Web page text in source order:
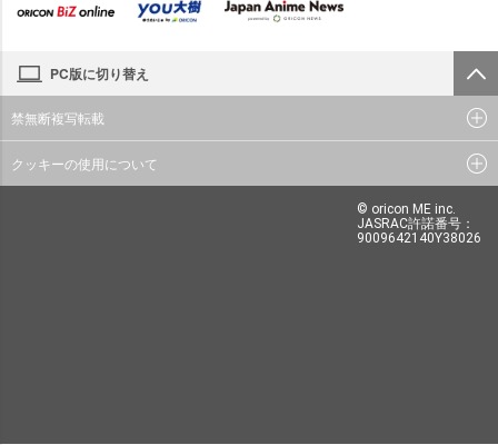
PC版に切り替え
禁無断複写転載
クッキーの使用について
© oricon ME inc.
JASRAC許諾番号：
9009642140Y38026